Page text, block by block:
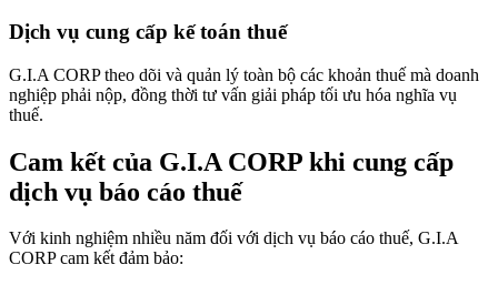
Dịch vụ cung cấp kế toán thuế
G.I.A CORP theo dõi và quản lý toàn bộ các khoản thuế mà doanh
nghiệp phải nộp, đồng thời tư vấn giải pháp tối ưu hóa nghĩa vụ
thuế.
Cam kết của G.I.A CORP khi cung cấp
dịch vụ báo cáo thuế
Với kinh nghiệm nhiều năm đối với dịch vụ báo cáo thuế, G.I.A
CORP cam kết đảm bảo: